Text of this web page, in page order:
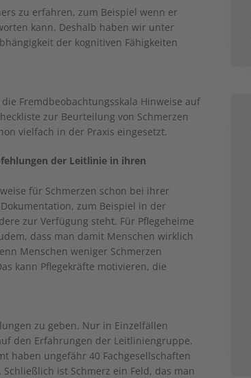
zu erfahren, zum Beispiel wenn er
kann. Deshalb haben wir unter
der kognitiven Fähigkeiten
Fremdbeobachtungsskala Hinweise auf
zur Beurteilung von Schmerzen
vielfach in der Praxis eingesetzt.
der Leitlinie in ihren
für Schmerzen schon bei ihrer
zum Beispiel in der
zur Verfügung steht. Für Pflegeheime
dass man damit Menschen wirklich
Menschen weniger Schmerzen
kann Pflegekräfte motivieren, die
zu geben. Nur in Einzelfällen
den Erfahrungen der Leitliniengruppe.
haben ungefähr 40 Fachgesellschaften
ist Schmerz ein Feld, das man